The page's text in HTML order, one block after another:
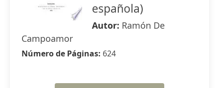
española)
Autor: Ramón De
Campoamor
Número de Páginas: 624